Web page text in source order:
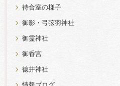
待合室の様子
御影・弓弦羽神社
御霊神社
御香宮
徳井神社